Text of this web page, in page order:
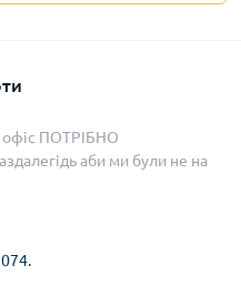
офіс ПОТРІБНО
аби ми були не на